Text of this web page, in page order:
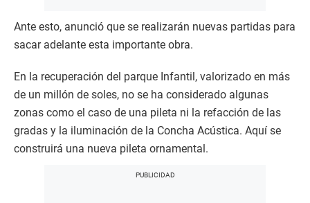
Ante esto, anunció que se realizarán nuevas partidas para
sacar adelante esta importante obra.
En la recuperación del parque Infantil, valorizado en más
de un millón de soles, no se ha considerado algunas
zonas como el caso de una pileta ni la refacción de las
gradas y la iluminación de la Concha Acústica. Aquí se
construirá una nueva pileta ornamental.